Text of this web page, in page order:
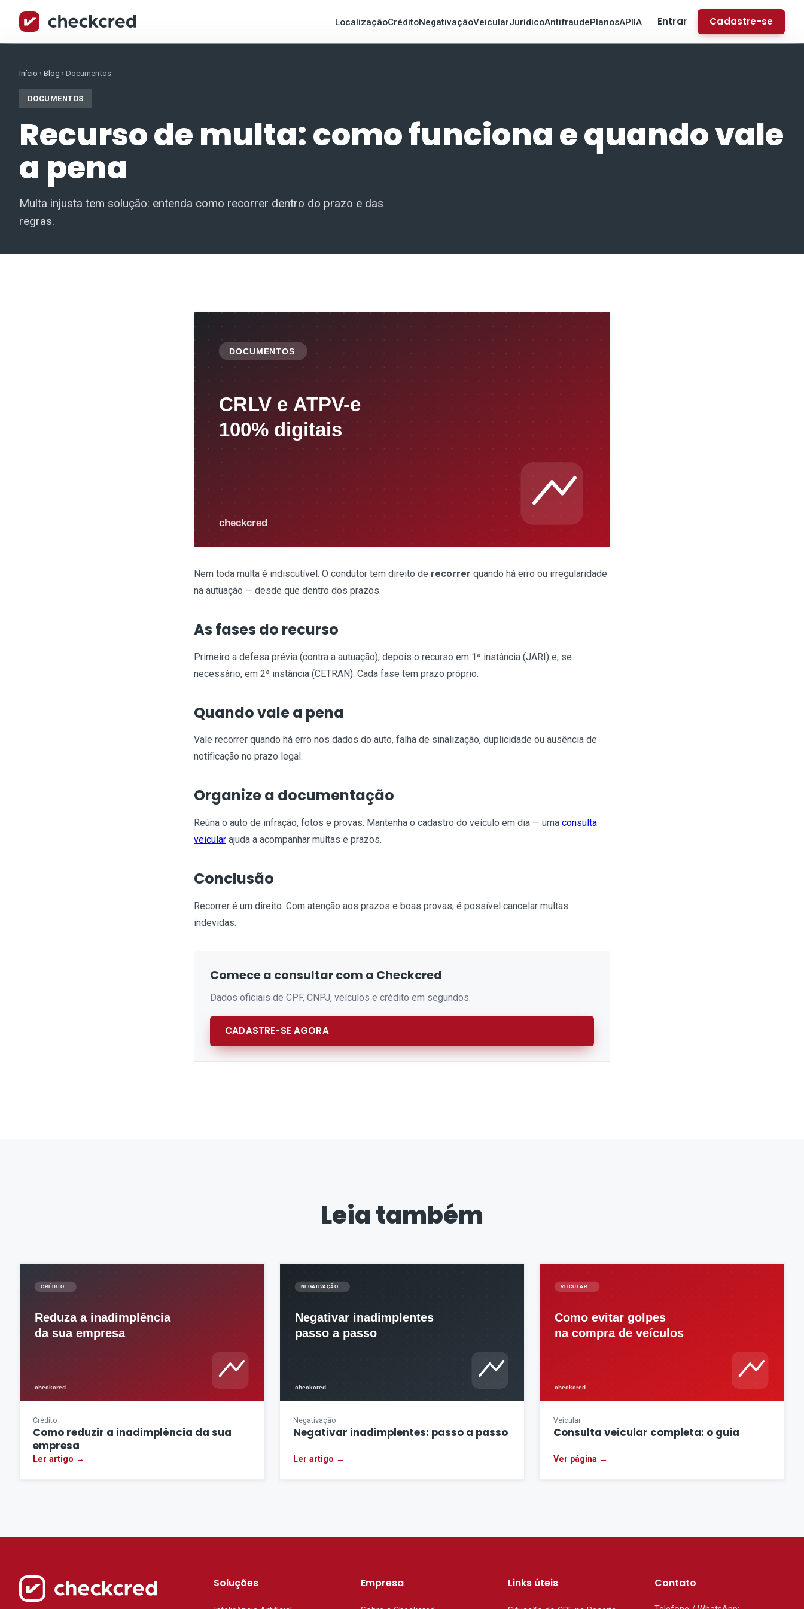
LocalizaçãoCréditoNegativaçãoVeicularJurídicoAntifraudePlanosAPIIA Entrar Cadastre-se
Início ›Blog ›Documentos
DOCUMENTOS
Recurso de multa: como funciona e quando vale
a pena
Multa injusta tem solução: entenda como recorrer dentro do prazo e das
regras.
Nem toda multa é indiscutível. O condutor tem direito de recorrer quando há erro ou irregularidade
na autuação — desde que dentro dos prazos.
As fases do recurso
Primeiro a defesa prévia (contra a autuação), depois o recurso em 1ª instância (JARI) e, se
necessário, em 2ª instância (CETRAN). Cada fase tem prazo próprio.
Quando vale a pena
Vale recorrer quando há erro nos dados do auto, falha de sinalização, duplicidade ou ausência de
notificação no prazo legal.
Organize a documentação
Reúna o auto de infração, fotos e provas. Mantenha o cadastro do veículo em dia — uma consulta
veicular ajuda a acompanhar multas e prazos.
Conclusão
Recorrer é um direito. Com atenção aos prazos e boas provas, é possível cancelar multas
indevidas.
Comece a consultar com a Checkcred
Dados oficiais de CPF, CNPJ, veículos e crédito em segundos.
CADASTRE-SE AGORA
Leia também
Crédito
Como reduzir a inadimplência da sua
empresa
Ler artigo →
Negativação
Negativar inadimplentes: passo a passo
Ler artigo →
Veicular
Consulta veicular completa: o guia
Ver página →
Soluções Empresa Links úteis Contato